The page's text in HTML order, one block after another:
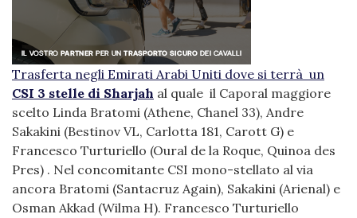
Trasferta negli Emirati Arabi Uniti dove si terrà un
CSI 3 stelle di Sharjah al quale il Caporal maggiore
scelto Linda Bratomi (Athene, Chanel 33), Andre
Sakakini (Bestinov VL, Carlotta 181, Carott G) e
Francesco Turturiello (Oural de la Roque, Quinoa des
Pres) . Nel concomitante CSI mono-stellato al via
ancora Bratomi (Santacruz Again), Sakakini (Arienal) e
Osman Akkad (Wilma H). Francesco Turturiello